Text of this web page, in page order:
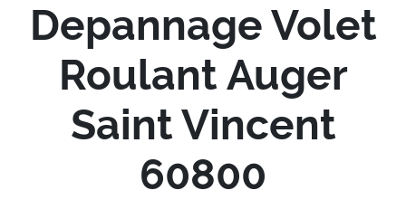
Depannage Volet
Roulant Auger
Saint Vincent
60800